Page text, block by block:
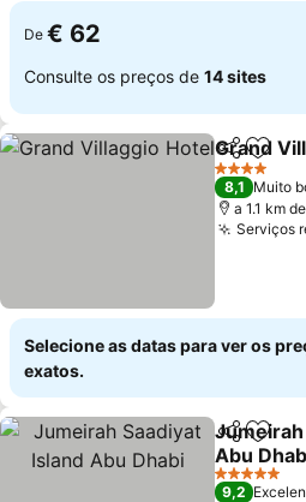
De € 62
Consulte os preços de 14 sites
Partilhar
Grand
4 Estrelas
8,1 Muito
a 1.1 km
Serviços
Selecione as datas para ver os
exatos.
Partilhar
Jumeirah
Abu
Ver preços
5 Estrelas
9,2